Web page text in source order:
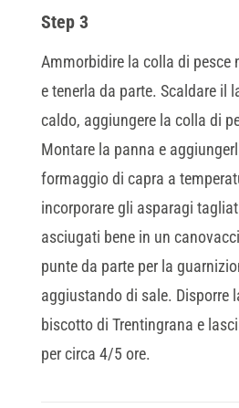
Step 3
Ammorbidire la colla di pesce
e tenerla da parte. Scaldare il
caldo, aggiungere la colla di
Montare la panna e
formaggio di capra a
incorporare gli asparagi
asciugati bene in un
punte da parte per la
aggiustando di sale. Disporre
biscotto di Trentingrana e
per circa 4/5 ore.